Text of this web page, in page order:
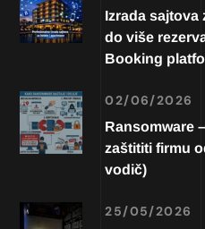
Izrada
do više
Booking
02/06/2026
Ransomware
zaštititi firmu
vodič)
25/05/2026